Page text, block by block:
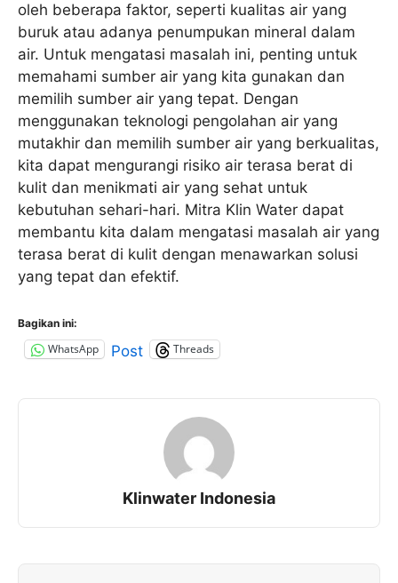
oleh beberapa faktor, seperti kualitas air yang
buruk atau adanya penumpukan mineral dalam
air. Untuk mengatasi masalah ini, penting untuk
memahami sumber air yang kita gunakan dan
memilih sumber air yang tepat. Dengan
menggunakan teknologi pengolahan air yang
mutakhir dan memilih sumber air yang berkualitas,
kita dapat mengurangi risiko air terasa berat di
kulit dan menikmati air yang sehat untuk
kebutuhan sehari-hari. Mitra Klin Water dapat
membantu kita dalam mengatasi masalah air yang
terasa berat di kulit dengan menawarkan solusi
yang tepat dan efektif.
Bagikan ini:
WhatsApp Post Threads
Klinwater Indonesia